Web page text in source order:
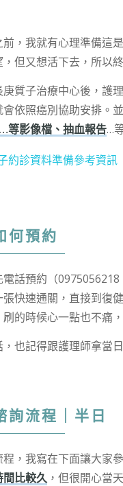
，我就有心理準備這
但又想活下去，所以
質子治療中心後，護
依照癌別協助安排。
等影像檔、抽血報告…
約診資料準備參考資訊
何預約
話預約（0975056218
快速通關，直接到復
的時候心一點也不痛
也記得跟護理師拿當
詢流程｜半日
，我寫在下面讓大家
間比較久 ，但很開心當